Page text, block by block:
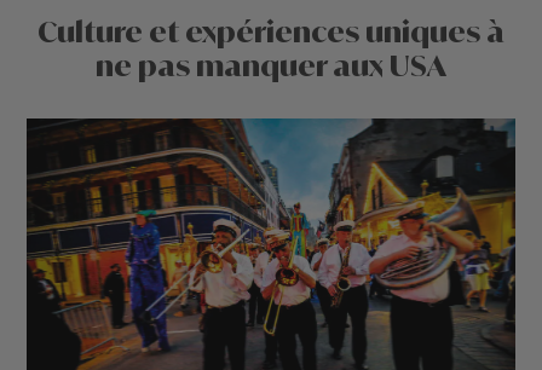
Culture et expériences uniques à
ne pas manquer aux USA